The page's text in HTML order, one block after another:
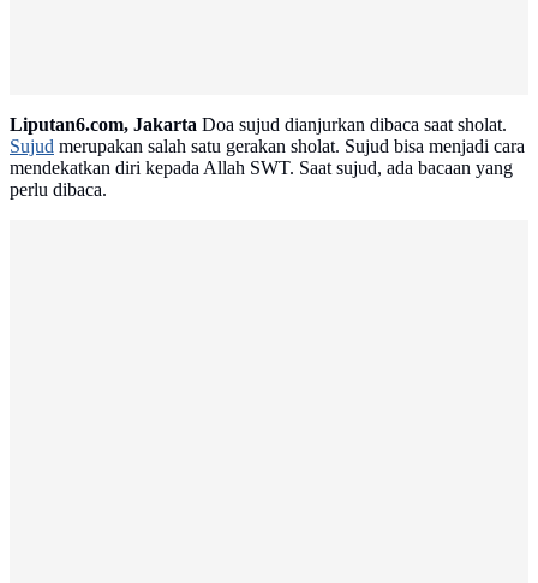
Liputan6.com, Jakarta Doa sujud dianjurkan dibaca saat sholat.
Sujud merupakan salah satu gerakan sholat. Sujud bisa menjadi cara
mendekatkan diri kepada Allah SWT. Saat sujud, ada bacaan yang
perlu dibaca.